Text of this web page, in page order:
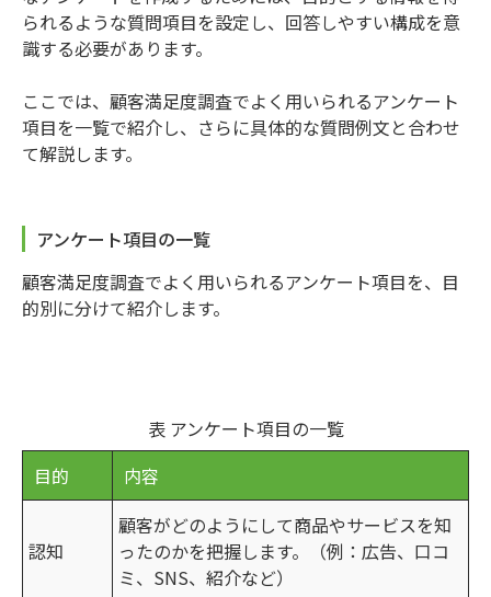
られるような質問項目を設定し、回答しやすい構成を意
識する必要があります。
ここでは、顧客満足度調査でよく用いられるアンケート
項目を一覧で紹介し、さらに具体的な質問例文と合わせ
て解説します。
アンケート項目の一覧
顧客満足度調査でよく用いられるアンケート項目を、目
的別に分けて紹介します。
表 アンケート項目の一覧
目的
内容
認知
顧客がどのようにして商品やサービスを知
ったのかを把握します。（例：広告、口コ
ミ、SNS、紹介など）